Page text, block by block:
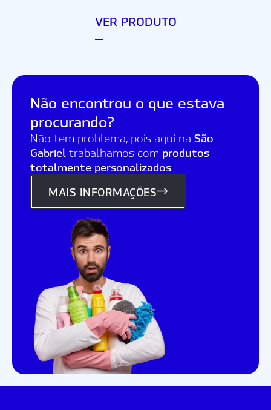
VER PRODUTO
Não encontrou o que estava
procurando?
Não tem problema, pois aqui na São
Gabriel trabalhamos com produtos
totalmente personalizados.
MAIS INFORMAÇÕES